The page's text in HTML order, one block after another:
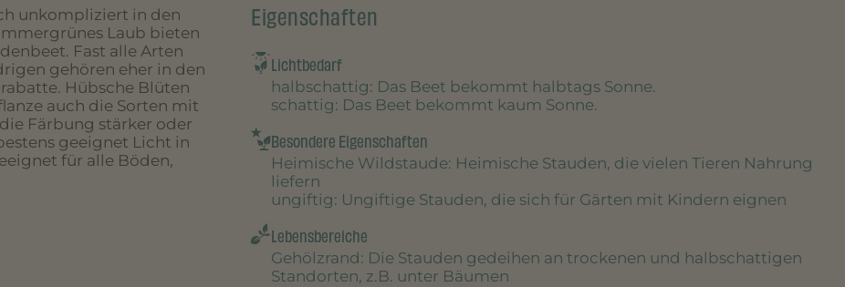
unkompliziert in den
Laub bieten
Fast alle Arten
gehören eher in den
Hübsche Blüten
auch die Sorten mit
Färbung stärker oder
geeignet Licht in
für alle Böden,
Eigenschaften
Lichtbedarf
halbschattig: Das Beet bekommt halbtags Sonne.
schattig: Das Beet bekommt kaum Sonne.
Besondere Eigenschaften
Heimische Wildstaude: Heimische Stauden, die vielen Tieren Nahrung
liefern
ungiftig: Ungiftige Stauden, die sich für Gärten mit Kindern eignen
Lebensbereiche
Gehölzrand: Die Stauden gedeihen an trockenen und halbschattigen
Standorten, z.B. unter Bäumen